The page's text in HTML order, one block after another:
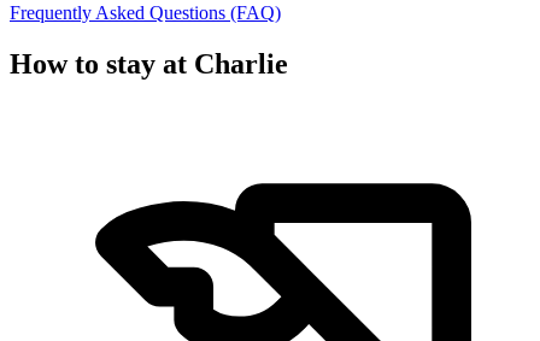
Frequently Asked Questions (FAQ)
How to stay at Charlie